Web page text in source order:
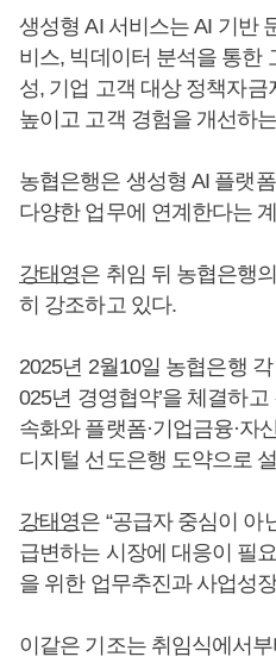
생성형 AI 서비스는 AI 기반
비스, 빅데이터 분석을 통한
성, 기업 고객 대상 정책자
높이고 고객 경험을 개선하
농협은행은 생성형 AI 플랫
다양한 업무에 연계한다는
강태영은 취임 뒤 농협은행
히 강조하고 있다.
2025년 2월10일 농협은행
025년 경영협약’을 체결하
속화와 플랫폼·기업금융·자
디지털 선도은행 도약으로
강태영은 “공급자 중심이 아
급변하는 시장에 대응이 필
을 위한 업무추진과 사업성
이같은 기조는 취임식에서